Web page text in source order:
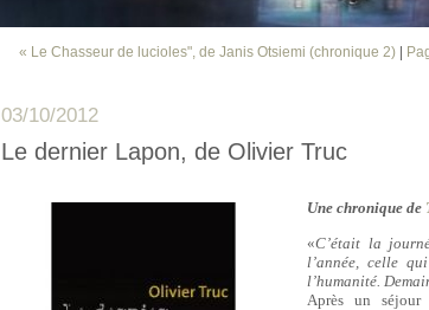
« Le Chasseur de lucioles", de Janis Otsiemi (chronique 2)
03/10/2012
Le dernier Lapon, de Olivier Truc
Une chronique de
«C’était la
l’année, celle
l’humanité.
Après un séjour